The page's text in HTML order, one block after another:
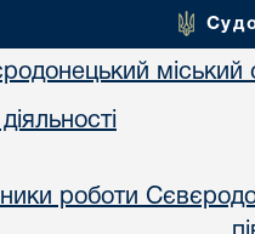
міський
роботи